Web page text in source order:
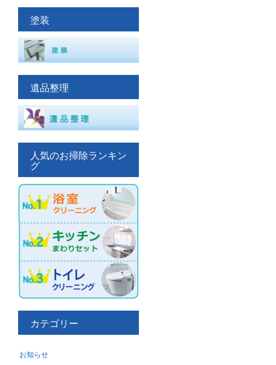
塗装
遺品整理
人気のお掃除ランキン
グ
カテゴリー
お知らせ